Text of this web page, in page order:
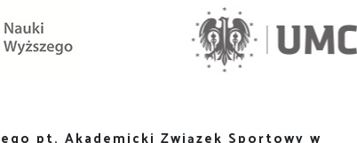
pt. Akademicki Związek Sportowy w